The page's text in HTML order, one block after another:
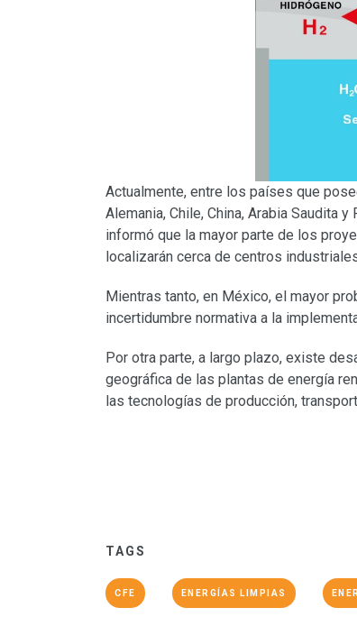
Actualmente, entre los países que
Alemania, Chile, China, Arabia Saudita
informó que la mayor parte de los
localizarán cerca de centros
Mientras tanto, en México, el mayor
incertidumbre normativa a la
Por otra parte, a largo plazo, existe
geográfica de las plantas de energía
las tecnologías de producción,
TAGS
CFE ENERGÍAS LIMPIAS